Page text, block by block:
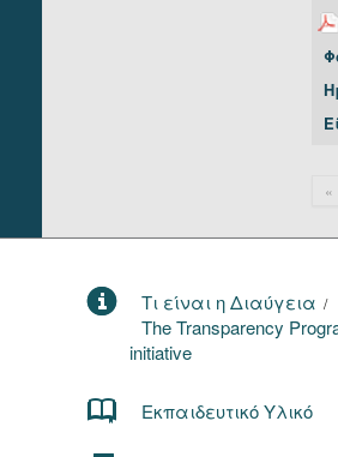
«
Τι είναι η Διαύγεια /
The Transparency
initiative
Εκπαιδευτικό Υλικό